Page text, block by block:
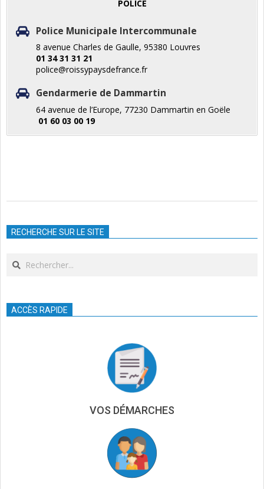
POLICE
Police Municipale Intercommunale
8 avenue Charles de Gaulle, 95380 Louvres
01 34 31 31 21
police@roissypaysdefrance.fr
Gendarmerie de Dammartin
64 avenue de l’Europe, 77230 Dammartin en Goële
01 60 03 00 19
20RECHERCHE SUR LE SITE
Search
ACCÈS RAPIDE
VOS DÉMARCHES